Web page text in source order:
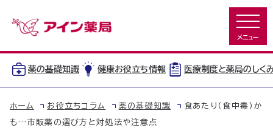
薬の基礎知識 健康お役立ち情報 医療制度と薬局のしく
ホーム お役立ちコラム 薬の基礎知識 食あたり（食中毒）か
も…市販薬の選び方と対処法や注意点